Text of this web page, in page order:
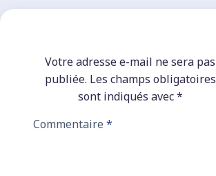
Votre adresse e-mail ne sera pas
publiée. Les champs obligatoires
sont indiqués avec*
Commentaire *